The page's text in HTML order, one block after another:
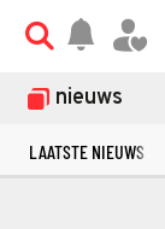
nieuws
LAATSTE NIEUWS